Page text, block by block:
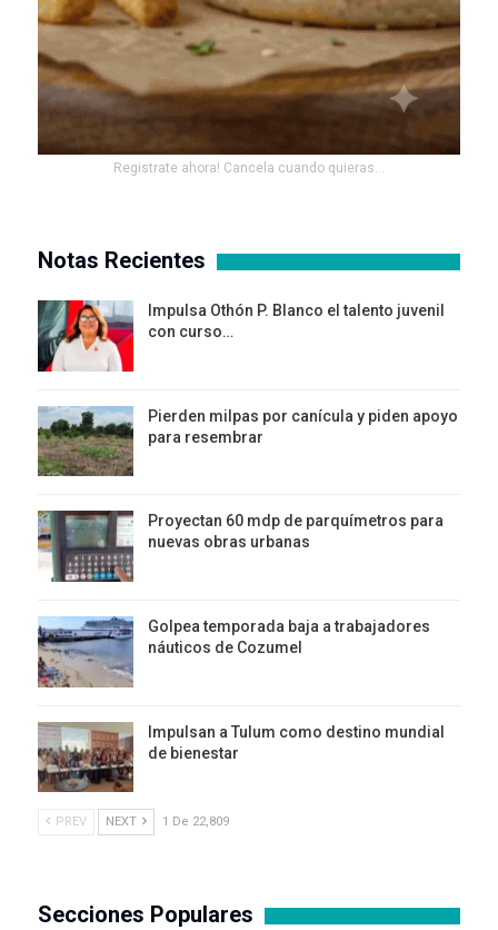
Registrate ahora! Cancela cuando quieras...
Notas Recientes
Impulsa Othón P. Blanco el talento juvenil
con curso…
Pierden milpas por canícula y piden apoyo
para resembrar
Proyectan 60 mdp de parquímetros para
nuevas obras urbanas
Golpea temporada baja a trabajadores
náuticos de Cozumel
Impulsan a Tulum como destino mundial
de bienestar
PREV NEXT 1 De 22,809
Secciones Populares